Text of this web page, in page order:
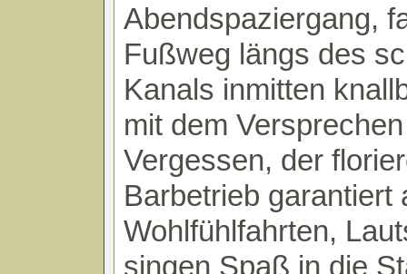
Abendspaziergang,
Fußweg längs des
Kanals inmitten
mit dem
Vergessen, der
Barbetrieb garantiert
Wohlfühlfahrten,
singen Spaß in die